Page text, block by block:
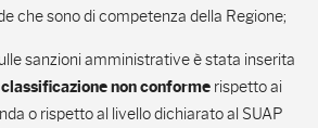
che sono di competenza della Regione;
sanzioni amministrative è stata inserita
classificazione non conforme rispetto ai
o rispetto al livello dichiarato al SUAP